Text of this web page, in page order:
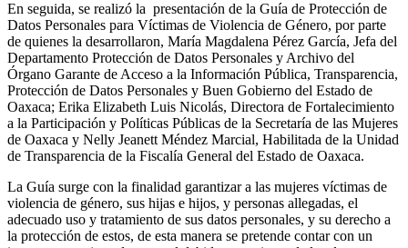
En seguida, se realizó la presentación de la Guía de Protección de
Datos Personales para Víctimas de Violencia de Género, por parte
de quienes la desarrollaron, María Magdalena Pérez García, Jefa del
Departamento Protección de Datos Personales y Archivo del
Órgano Garante de Acceso a la Información Pública, Transparencia,
Protección de Datos Personales y Buen Gobierno del Estado de
Oaxaca; Erika Elizabeth Luis Nicolás, Directora de Fortalecimiento
a la Participación y Políticas Públicas de la Secretaría de las Mujeres
de Oaxaca y Nelly Jeanett Méndez Marcial, Habilitada de la Unidad
de Transparencia de la Fiscalía General del Estado de Oaxaca.
La Guía surge con la finalidad garantizar a las mujeres víctimas de
violencia de género, sus hijas e hijos, y personas allegadas, el
adecuado uso y tratamiento de sus datos personales, y su derecho a
la protección de estos, de esta manera se pretende contar con un